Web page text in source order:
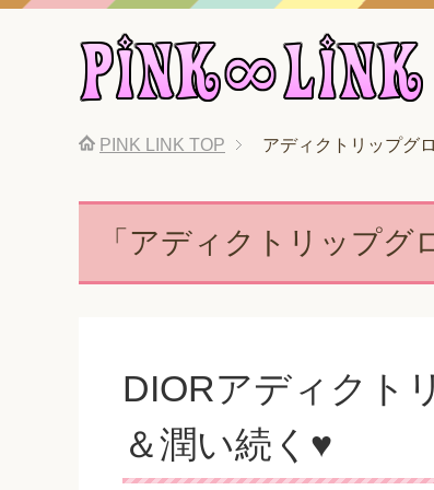
PINK LINK TOP アディクトリップグ
「アディクトリップグ
DIORアディクト
＆潤い続く♥